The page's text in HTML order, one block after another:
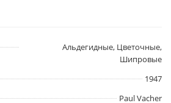
Альдегидные, Цветочные,
Шипровые
1947
Paul Vacher